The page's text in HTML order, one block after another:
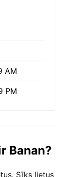
AM
PM
Banan?
Sīks lietus